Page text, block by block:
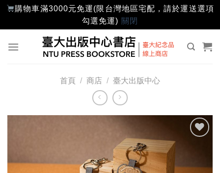
購物車滿3000元免運(限台灣地區宅配，請於運送選項
勾選免運) 關閉
首頁 / 商店 / 臺大出版中心